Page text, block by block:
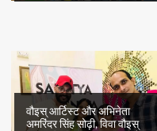
वौइस् आर्टिस्ट और अभिनेता
अमरिंदर सिंह सोढ़ी, विवा वौइस्